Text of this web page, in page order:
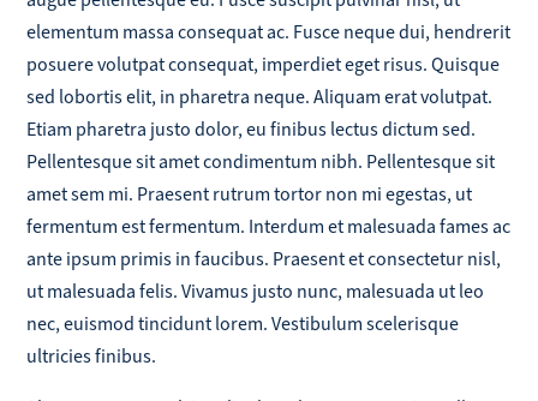
elementum massa consequat ac. Fusce neque dui, hendrerit
posuere volutpat consequat, imperdiet eget risus. Quisque
sed lobortis elit, in pharetra neque. Aliquam erat volutpat.
Etiam pharetra justo dolor, eu finibus lectus dictum sed.
Pellentesque sit amet condimentum nibh. Pellentesque sit
amet sem mi. Praesent rutrum tortor non mi egestas, ut
fermentum est fermentum. Interdum et malesuada fames ac
ante ipsum primis in faucibus. Praesent et consectetur nisl,
ut malesuada felis. Vivamus justo nunc, malesuada ut leo
nec, euismod tincidunt lorem. Vestibulum scelerisque
ultricies finibus.